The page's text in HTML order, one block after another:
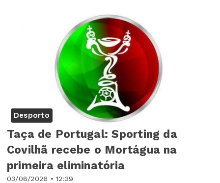
Desporto
03/08/2026 • 12:39
Taça de Portugal: Sporting da
Covilhã recebe o Mortágua na
primeira eliminatória